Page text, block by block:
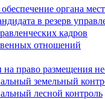
органа
в резерв
кадров
отношений
право размещения
земельный
лесной контроль